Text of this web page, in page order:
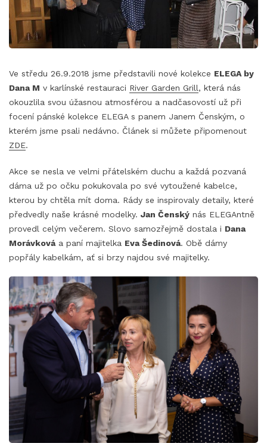
Ve středu 26.9.2018 jsme představili nové kolekce ELEGA by
Dana M v karlínské restauraci River Garden Grill, která nás
okouzlila svou úžasnou atmosférou a nadčasovostí už při
focení pánské kolekce ELEGA s panem Janem Čenským, o
kterém jsme psali nedávno. Článek si můžete připomenout
ZDE.
Akce se nesla ve velmi přátelském duchu a každá pozvaná
dáma už po očku pokukovala po své vytoužené kabelce,
kterou by chtěla mít doma. Rády se inspirovaly detaily, které
předvedly naše krásné modelky. Jan Čenský nás ELEGAntně
provedl celým večerem. Slovo samozřejmě dostala i Dana
Morávkováa paní majitelka Eva Šedinová. Obě dámy
popřály kabelkám, ať si brzy najdou své majitelky.